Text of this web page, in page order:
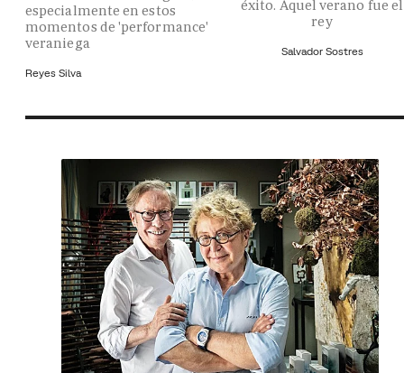
especialmente en estos
momentos de 'performance'
veraniega
Reyes Silva
éxito. Aquel verano fue el
rey
Salvador Sostres